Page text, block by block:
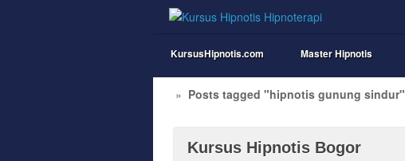
KursusHipnotis.com Master Hipnotis
» Posts tagged "hipnotis gunung sindur"
Kursus Hipnotis Bogor